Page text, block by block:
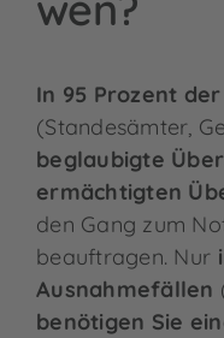
In 95 Prozent
(Standesämter,
beglaubigte
ermächtigten
den Gang zum
beauftragen. Nur
Ausnahmefällen
benötigen Sie